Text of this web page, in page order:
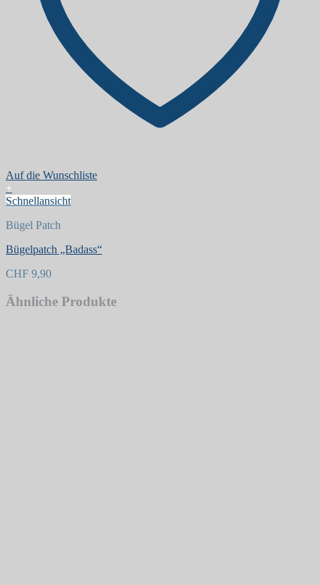
Auf die Wunschliste
+
Schnellansicht
Bügel Patch
Bügelpatch „Badass“
CHF 9,90
Ähnliche Produkte